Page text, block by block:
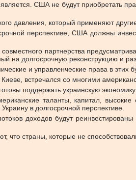
США не будут приобретать
давления, который применяют
перспективе, США должны
партнерства
на долгосрочную реконструкцию и
и управленческие права в этих
встречался со многими
поддержать украинскую
таланты, капитал,
в долгосрочной перспективе.
доходов будут
что страны, которые не